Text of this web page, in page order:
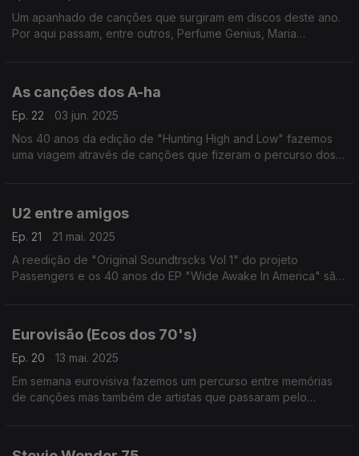
Um apanhado de canções que surgiram em discos deste ano.
Por aqui passam, entre outros, Perfume Genius, Maria
As canções dos A-ha
Ep. 22
03 jun. 2025
Nos 40 anos da edição de "Hunting High and Low" fazemos
uma viagem através de canções que fizeram o percurso dos
U2 entre amigos
Ep. 21
21 mai. 2025
A reedição de "Original Soundtrscks Vol 1" do projeto
Passengers e os 40 anos do EP "Wide Awake In America" são
Eurovisão (Ecos dos 70's)
Ep. 20
13 mai. 2025
Em semana eurovisiva fazemos um percurso entre memórias
de canções mas também de artistas que passaram pelo